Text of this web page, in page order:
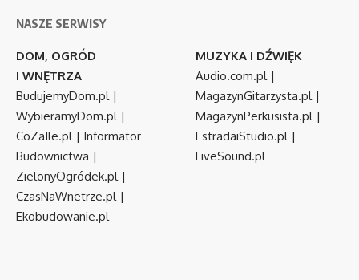
NASZE SERWISY
DOM, OGRÓD
I WNĘTRZA
BudujemyDom.pl |
WybieramyDom.pl |
CoZaIle.pl | Informator
Budownictwa |
ZielonyOgródek.pl |
CzasNaWnetrze.pl |
Ekobudowanie.pl
MUZYKA I DŹWIĘK
Audio.com.pl |
MagazynGitarzysta.pl |
MagazynPerkusista.pl |
EstradaiStudio.pl |
LiveSound.pl